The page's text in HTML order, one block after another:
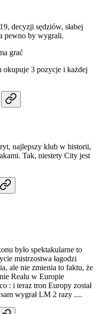
decyzji sędziów, słabej
pewno by wygrali.
grać
okupuje 3 pozycje i każdej
najlepszy klub w historii,
Tak, niestety City jest
było spektakularne to
mistrzostwa łagodzi
ale nie zmienia to faktu, że
Realu w Europie
: i teraz tron Europy został
wygrał LM 2 razy ....